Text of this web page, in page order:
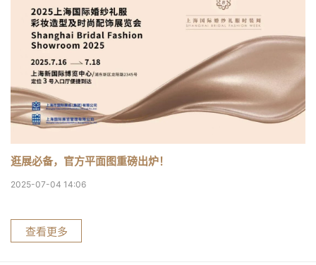
逛展必备，官方平面图重磅出炉！
2025-07-04 14:06
查看更多